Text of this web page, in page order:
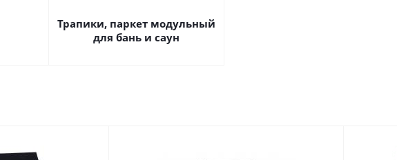
Трапики, паркет модульный
для бань и саун